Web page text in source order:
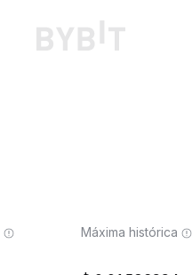
Máxima histórica